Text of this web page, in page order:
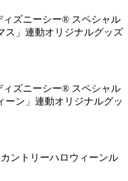
ズニーシー® スペシャル
ス」連動オリジナルグッズ
ズニーシー® スペシャル
ーン」連動オリジナルグッ
ントリーハロウィーンル